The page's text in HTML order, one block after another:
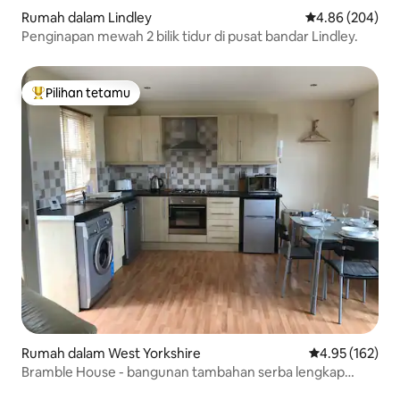
Rumah dalam Lindley Penarafan
4.86 (204)
Penginapan mewah 2 bilik tidur di pusat bandar Lindley.
Pilihan utama tetamu
Pilihan tetamu
Rumah dalam West Yorkshire Penarafan
4.95 (162)
Bramble House - bangunan tambahan serba lengkap